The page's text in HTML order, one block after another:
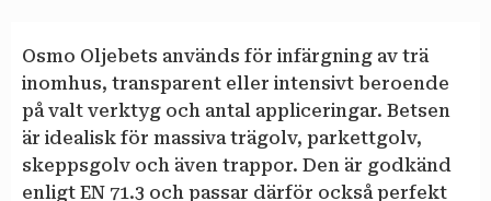
Osmo Oljebets används för infärgning av trä
inomhus, transparent eller intensivt beroende
på valt verktyg och antal appliceringar. Betsen
är idealisk för massiva trägolv, parkettgolv,
skeppsgolv och även trappor. Den är godkänd
enligt EN 71.3 och passar därför också perfekt